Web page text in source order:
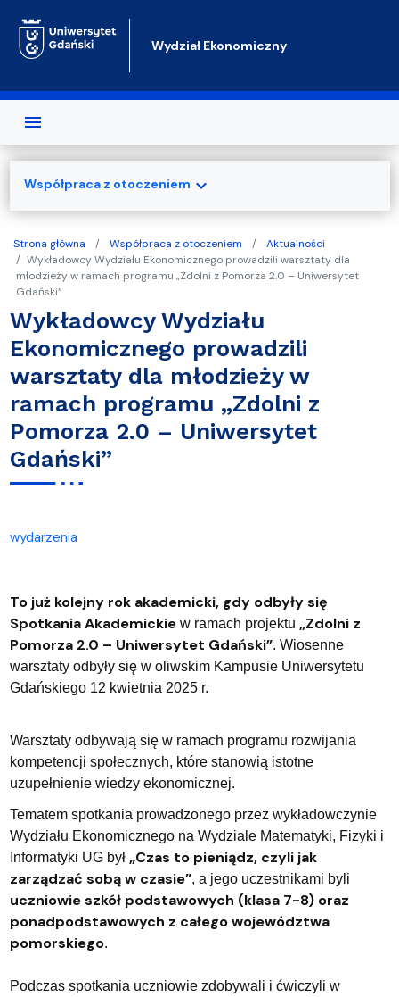
Wydział Ekonomiczny
Strona główna Współpraca z otoczeniem
Aktualności
Wykładowcy Wydziału Ekonomicznego prowadzili warsztaty dla
młodzieży w ramach programu „Zdolni z Pomorza 2.0 – Uniwersytet
Gdański”
Wykładowcy Wydziału
Ekonomicznego prowadzili
warsztaty dla młodzieży w
ramach programu „Zdolni z
Pomorza 2.0 – Uniwersytet
Gdański”
wydarzenia
To już kolejny rok akademicki, gdy odbyły się
Spotkania Akademickiew ramach projektu „Zdolni z
Pomorza 2.0 – Uniwersytet Gdański”. Wiosenne
warsztaty odbyły się w oliwskim Kampusie Uniwersytetu
Gdańskiego 12 kwietnia 2025 r.
Warsztaty odbywają się w ramach programu rozwijania
kompetencji społecznych, które stanowią istotne
uzupełnienie wiedzy ekonomicznej.
Tematem spotkania prowadzonego przez wykładowczynie
Wydziału Ekonomicznego na Wydziale Matematyki, Fizyki i
Informatyki UG był „Czas to pieniądz, czyli jak
zarządzać sobą w czasie”, a jego uczestnikami byli
uczniowie szkół podstawowych (klasa 7-8) oraz
ponadpodstawowych z całego województwa
pomorskiego.
Podczas spotkania uczniowie zdobywali i ćwiczyli w
Współpraca z otoczeniem expand_more